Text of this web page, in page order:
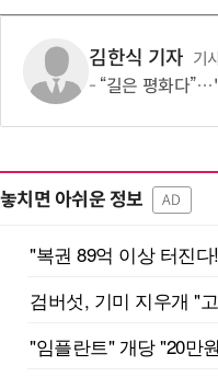
김한식 기자 기
“길은 평화다”…'탐험가 30
놓치면 아쉬운 정보 AD